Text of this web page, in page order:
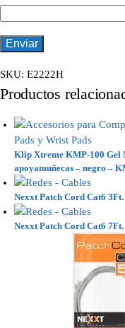
SKU: E2222H
Productos
Klip Xtreme KMP-100 Gel
apoyamuñecas – negro –
Nexxt Patch Cord Cat6
Nexxt Patch Cord Cat6